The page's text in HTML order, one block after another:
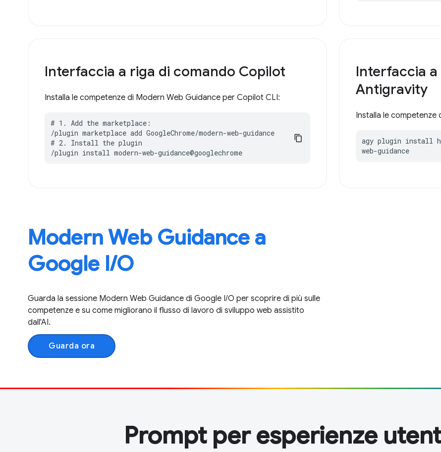
Interfaccia a riga di comando Copilot
Installa le competenze di Modern Web Guidance per Copilot CLI:
# 1. Add the marketplace:
/plugin marketplace add GoogleChrome/modern-web-guidance
# 2. Install the plugin
/plugin install modern-web-guidance@googlechrome
Interfaccia
Antigravity
Installa le competenze
agy plugin install
web-guidance
Modern Web Guidance a
Google I / O
Guarda la sessione Modern Web Guidance di Google I / O per scoprire di più sulle
competenze e su come migliorano il flusso di lavoro di sviluppo web assistito
dall'AI.
Guarda ora
Prompt per esperienze